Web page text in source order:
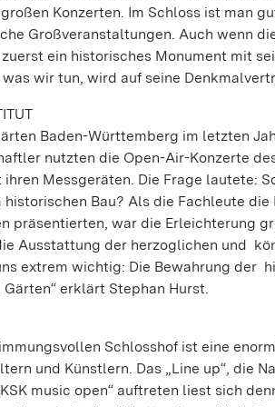
Konzerten. Im Schloss ist man
Großveranstaltungen. Auch wenn
ein historisches Monument mit
wir tun, wird auf seine
Baden-Württemberg im letzten
nutzten die Open-Air-Konzerte
Messgeräten. Die Frage lautete:
Bau? Als die Fachleute
präsentierten, war die Erleichterung
Ausstattung der herzoglichen und
extrem wichtig: Die Bewahrung der
erklärt Stephan Hurst.
Schlosshof ist eine
und Künstlern. Das „Line up“, die
music open“ auftreten liest sich